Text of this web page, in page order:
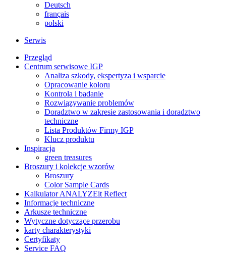
Deutsch
français
polski
Serwis
Przegląd
Centrum serwisowe IGP
Analiza szkody, ekspertyza i wsparcie
Opracowanie koloru
Kontrola i badanie
Rozwiązywanie problemów
Doradztwo w zakresie zastosowania i doradztwo
techniczne
Lista Produktów Firmy IGP
Klucz produktu
Inspiracja
green treasures
Broszury i kolekcje wzorów
Broszury
Color Sample Cards
Kalkulator ANALYZEit Reflect
Informacje techniczne
Arkusze techniczne
Wytyczne dotyczące przerobu
karty charakterystyki
Certyfikaty
Service FAQ